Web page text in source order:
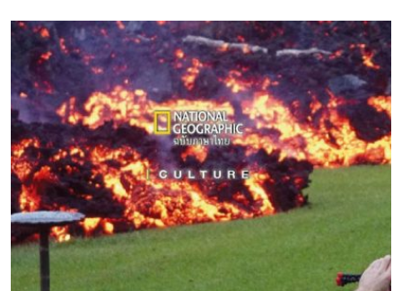
ชั่วโมงในที่สุดเราก็มาถึงเกาะสีชังแต่จะต้องนั่งรถสองแถวยาน
พาหนะชาวเกาะไปกันอีกหน่อยนะ…